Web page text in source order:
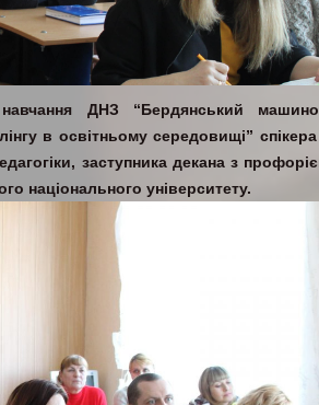
ДНЗ “Бердянський
в освітньому середовищі”
заступника декана з
національного університету.